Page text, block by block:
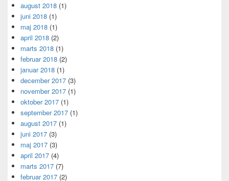
august 2018 (1)
juni 2018 (1)
maj 2018 (1)
april 2018 (2)
marts 2018 (1)
februar 2018 (2)
januar 2018 (1)
december 2017 (3)
november 2017 (1)
oktober 2017 (1)
september 2017 (1)
august 2017 (1)
juni 2017 (3)
maj 2017 (3)
april 2017 (4)
marts 2017 (7)
februar 2017 (2)